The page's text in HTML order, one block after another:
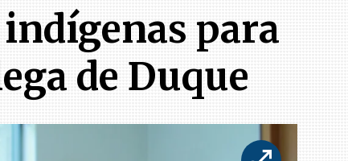
para
de Duque